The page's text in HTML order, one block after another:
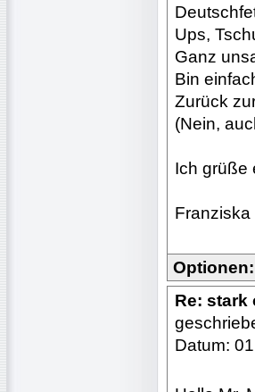
Ups,
Ganz
Bin
Zurück
(Nein,
Ich grüße
Franziska
Optionen:
Re: stark
Datum: